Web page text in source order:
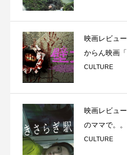
映画レビュ
からん映画
CULTURE
映画レビュ
のママで。
CULTURE